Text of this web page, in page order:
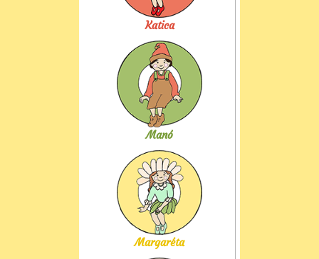
Katica
Manó
Margaréta